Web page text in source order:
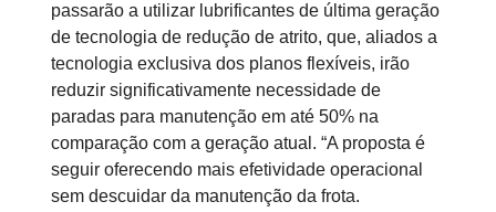
passarão a utilizar lubrificantes de última geração
de tecnologia de redução de atrito, que, aliados a
tecnologia exclusiva dos planos flexíveis, irão
reduzir significativamente necessidade de
paradas para manutenção em até 50% na
comparação com a geração atual. “A proposta é
seguir oferecendo mais efetividade operacional
sem descuidar da manutenção da frota.